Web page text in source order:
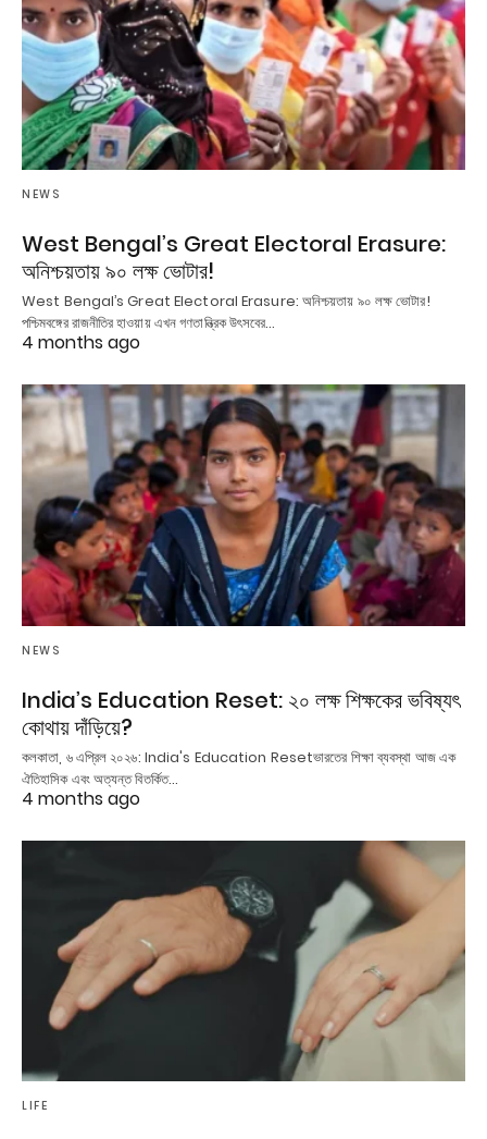
NEWS
West Bengal’s Great Electoral Erasure:
অনিশ্চয়তায় ৯০ লক্ষ ভোটার!
West Bengal’s Great Electoral Erasure: অনিশ্চয়তায় ৯০ লক্ষ ভোটার!
পশ্চিমবঙ্গের রাজনীতির হাওয়ায় এখন গণতান্ত্রিক উৎসবের…
4 months ago
NEWS
India’s Education Reset: ২০ লক্ষ শিক্ষকের ভবিষ্যৎ
কোথায় দাঁড়িয়ে?
কলকাতা, ৬ এপ্রিল ২০২৬: India's Education Resetভারতের শিক্ষা ব্যবস্থা আজ এক
ঐতিহাসিক এবং অত্যন্ত বিতর্কিত…
4 months ago
LIFE